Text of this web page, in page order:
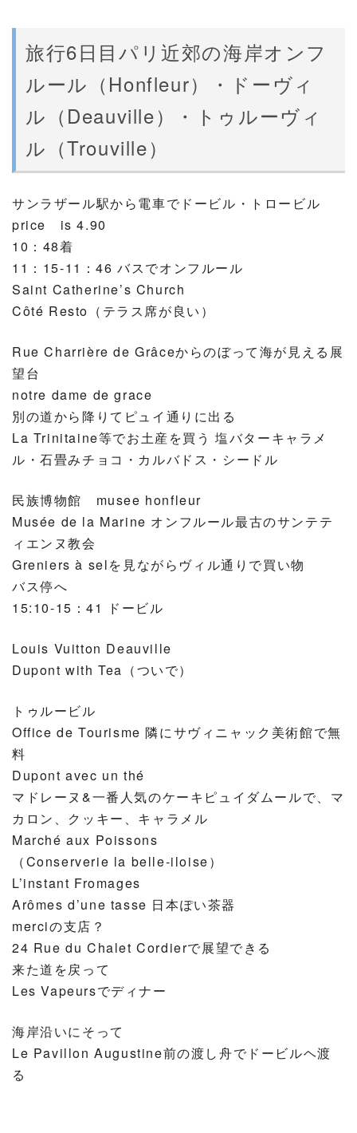
旅行6日目パリ近郊の海岸オンフ
ルール（Honfleur）・ドーヴィ
ル（Deauville）・トゥルーヴィ
ル（Trouville）
サンラザール駅から電車でドービル・トロービル
price is 4.90
10：48着
11：15-11：46 バスでオンフルール
Saint Catherine’s Church
Côté Resto（テラス席が良い）
Rue Charrière de Grâceからのぼって海が見える展
望台
notre dame de grace
別の道から降りてピュイ通りに出る
La Trinitaine等でお土産を買う 塩バターキャラメ
ル・石畳みチョコ・カルバドス・シードル
民族博物館 musee honfleur
Musée de la Marine オンフルール最古のサンテテ
ィエンヌ教会
Greniers à selを見ながらヴィル通りで買い物
バス停へ
15:10-15：41 ドービル
Louis Vuitton Deauville
Dupont with Tea（ついで）
トゥルービル
Office de Tourisme 隣にサヴィニャック美術館で無
料
Dupont avec un thé
マドレーヌ&一番人気のケーキピュイダムールで、マ
カロン、クッキー、キャラメル
Marché aux Poissons
（Conserverie la belle-iloise）
L’instant Fromages
Arômes d’une tasse 日本ぽい茶器
merciの支店？
24 Rue du Chalet Cordierで展望できる
来た道を戻って
Les Vapeursでディナー
海岸沿いにそって
Le Pavillon Augustine前の渡し舟でドービルヘ渡
る